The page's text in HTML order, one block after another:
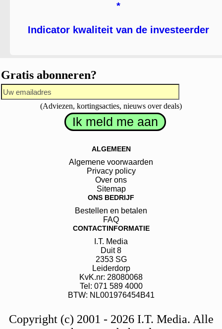
*
Indicator kwaliteit van de investeerder
Gratis abonneren?
(Adviezen, kortingsacties, nieuws over deals)
ALGEMEEN
Algemene voorwaarden
Privacy policy
Over ons
Sitemap
ONS BEDRIJF
Bestellen en betalen
FAQ
CONTACTINFORMATIE
I.T. Media
Duit8
2353 SG
Leiderdorp
KvK.nr: 28080068
Tel: 071 589 4000
BTW: NL001976454B41
Copyright (c) 2001 - 2026 I.T. Media. Alle